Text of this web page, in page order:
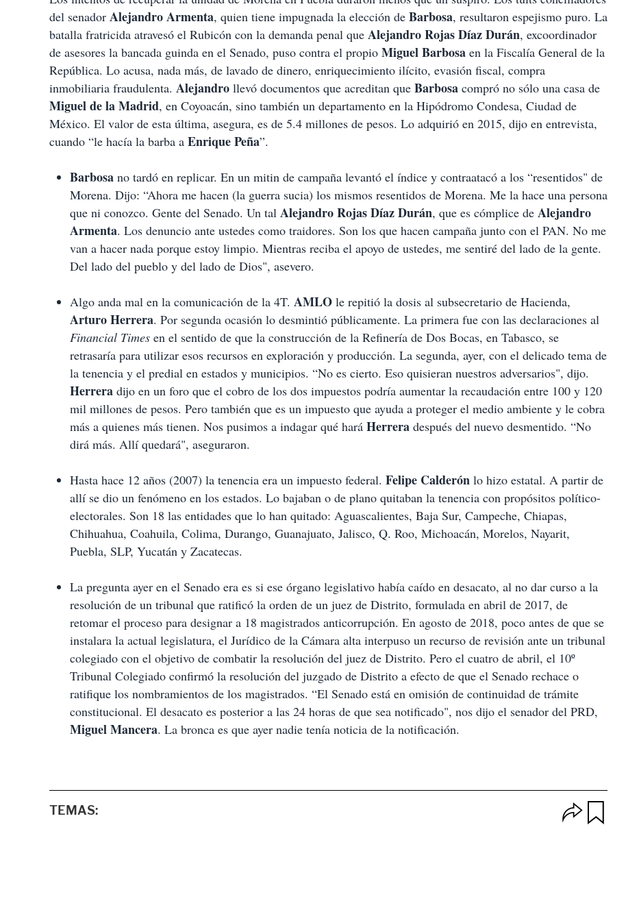
a
r
t
r
del senador Alejandro Armenta, quien tiene impugnada la elección de Barbosa, resultaron espejismo puro. La
batalla fratricida atravesó el Rubicón con la demanda penal que Alejandro Rojas Díaz Durán, excoordinador
de asesores la bancada guinda en el Senado, puso contra el propio Miguel Barbosa en la Fiscalía General de la
República. Lo acusa, nada más, de lavado de dinero, enriquecimiento ilícito, evasión fiscal, compra
inmobiliaria fraudulenta. Alejandro llevó documentos que acreditan que Barbosa compró no sólo una casa de
Miguel de la Madrid, en Coyoacán, sino también un departamento en la Hipódromo Condesa, Ciudad de
México. El valor de esta última, asegura, es de 5.4 millones de pesos. Lo adquirió en 2015, dijo en entrevista,
cuando “le hacía la barba a Enrique Peña”.
Barbosa no tardó en replicar. En un mitin de campaña levantó el índice y contraatacó a los “resentidos" de
Morena. Dijo: “Ahora me hacen (la guerra sucia) los mismos resentidos de Morena. Me la hace una persona
que ni conozco. Gente del Senado. Un tal Alejandro Rojas Díaz Durán, que es cómplice de Alejandro
Armenta. Los denuncio ante ustedes como traidores. Son los que hacen campaña junto con el PAN. No me
van a hacer nada porque estoy limpio. Mientras reciba el apoyo de ustedes, me sentiré del lado de la gente.
Del lado del pueblo y del lado de Dios", asevero.
Algo anda mal en la comunicación de la 4T. AMLO le repitió la dosis al subsecretario de Hacienda,
Arturo Herrera. Por segunda ocasión lo desmintió públicamente. La primera fue con las declaraciones al
Financial Times en el sentido de que la construcción de la Refinería de Dos Bocas, en Tabasco, se
retrasaría para utilizar esos recursos en exploración y producción. La segunda, ayer, con el delicado tema de
la tenencia y el predial en estados y municipios. “No es cierto. Eso quisieran nuestros adversarios", dijo.
Herrera dijo en un foro que el cobro de los dos impuestos podría aumentar la recaudación entre 100 y 120
mil millones de pesos. Pero también que es un impuesto que ayuda a proteger el medio ambiente y le cobra
más a quienes más tienen. Nos pusimos a indagar qué hará Herrera después del nuevo desmentido. “No
dirá más. Allí quedará", aseguraron.
Hasta hace 12 años (2007) la tenencia era un impuesto federal. Felipe Calderón lo hizo estatal. A partir de
allí se dio un fenómeno en los estados. Lo bajaban o de plano quitaban la tenencia con propósitos político-
electorales. Son 18 las entidades que lo han quitado: Aguascalientes, Baja Sur, Campeche, Chiapas,
Chihuahua, Coahuila, Colima, Durango, Guanajuato, Jalisco, Q. Roo, Michoacán, Morelos, Nayarit,
Puebla, SLP, Yucatán y Zacatecas.
La pregunta ayer en el Senado era es si ese órgano legislativo había caído en desacato, al no dar curso a la
resolución de un tribunal que ratificó la orden de un juez de Distrito, formulada en abril de 2017, de
retomar el proceso para designar a 18 magistrados anticorrupción. En agosto de 2018, poco antes de que se
instalara la actual legislatura, el Jurídico de la Cámara alta interpuso un recurso de revisión ante un tribunal
colegiado con el objetivo de combatir la resolución del juez de Distrito. Pero el cuatro de abril, el 10º
Tribunal Colegiado confirmó la resolución del juzgado de Distrito a efecto de que el Senado rechace o
ratifique los nombramientos de los magistrados. “El Senado está en omisión de continuidad de trámite
constitucional. El desacato es posterior a las 24 horas de que sea notificado", nos dijo el senador del PRD,
Miguel Mancera. La bronca es que ayer nadie tenía noticia de la notificación.
TEMAS:
p